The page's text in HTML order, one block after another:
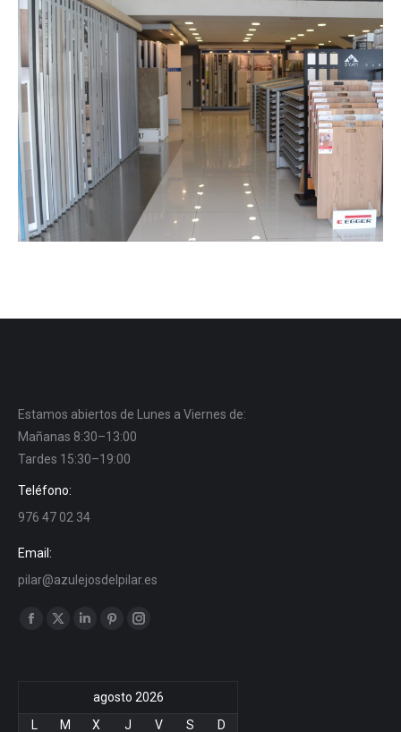
Estamos abiertos de Lunes a Viernes de:
Mañanas 8:30–13:00
Tardes 15:30–19:00
Teléfono:
976 47 02 34
Email:
pilar@azulejosdelpilar.es
Find us on:
Facebook
new
X
new
Linkedin
in
new
Pinterest
in
new
Instagram
in
new
agosto 2026
L
M X J V S
D